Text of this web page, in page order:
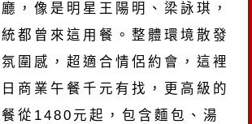
，像是明星王陽明、梁詠琪，
都曾來這用餐。整體環境散發
圍感，超適合情侶約會，這裡
商業午餐千元有找，更高級的
從1480元起，包含麵包、湯